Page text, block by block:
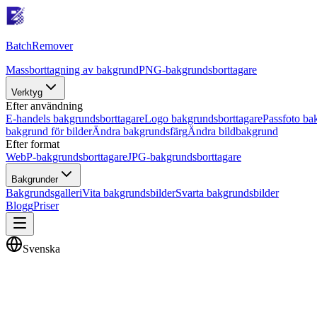
BatchRemover
Massborttagning av bakgrundPNG-bakgrundsborttagare
Verktyg
Efter användning
E-handels bakgrundsborttagareLogo bakgrundsborttagarePassfoto
bakgrund för bilderÄndra bakgrundsfärgÄndra bildbakgrund
Efter format
WebP-bakgrundsborttagareJPG-bakgrundsborttagare
Bakgrunder
BakgrundsgalleriVita bakgrundsbilderSvarta bakgrundsbilder
BloggPriser
Svenska